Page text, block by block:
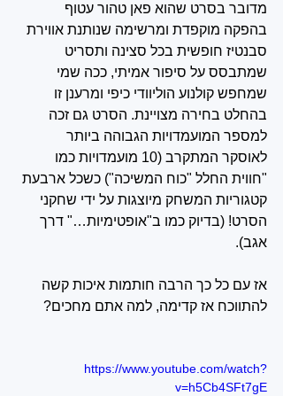
מדובר בסרט שהוא פאן טהור עטוף
בהפקה מוקפדת ומרשימה שנותנת אווירת
סבנטיז חופשית בכל סצינה ותסריט
שמתבסס על סיפור אמיתי, ככה שמי
שמחפש קולנוע הוליוודי כיפי ומרענן זו
בהחלט בחירה מצויינת. הסרט גם זכה
למספר המועמדויות הגבוהה ביותר
לאוסקר המתקרב (10 מועמדויות כמו
"חווית החלל "כוח המשיכה") כשכל ארבעת
קטגוריות המשחק מיוצגות על ידי שחקני
הסרט! (בדיוק כמו ב"אופטימיות…" דרך
אגב).
אז עם כל כך הרבה חותמות איכות קשה
להתווכח אז קדימה, למה אתם מחכים?
https://www.youtube.com/watch?
v=h5Cb4SFt7gE